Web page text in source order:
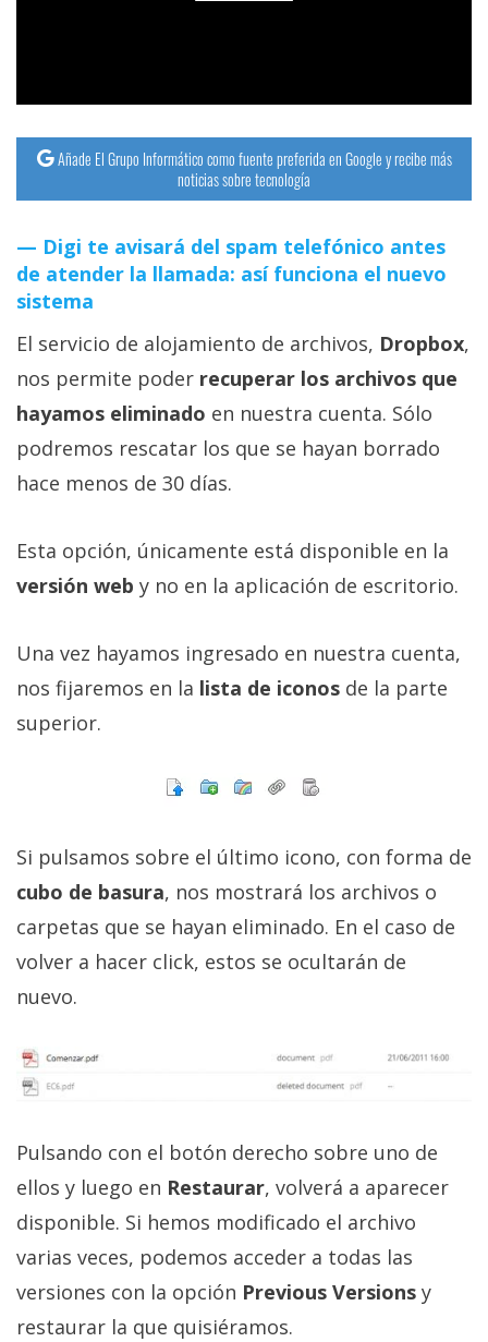
Trucos
Tutoriales
Ciberseguridad
Sistemas
operativos
Profesional
+
Sorteos
Foros
Contacto
Publicidad
/
opciones
de
privacidad
Aviso
Legal
comunicación
digital donde
encontrarás
todas las
noticias sobre
tecnología,
móviles,
ordenadores,
apps,
Añade El Grupo Informático como fuente preferida en Google y recibe más
noticias sobre tecnología
Digi te avisará del spam telefónico antes
de atender la llamada: así funciona el nuevo
sistema
El servicio de alojamiento de archivos, Dropbox,
nos permite poder recuperar los archivos que
hayamos eliminado en nuestra cuenta. Sólo
podremos rescatar los que se hayan borrado
hace menos de 30 días.
Esta opción, únicamente está disponible en la
versión web y no en la aplicación de escritorio.
Una vez hayamos ingresado en nuestra cuenta,
nos fijaremos en la lista de iconos de la parte
superior.
Si pulsamos sobre el último icono, con forma de
cubo de basura, nos mostrará los archivos o
carpetas que se hayan eliminado. En el caso de
volver a hacer click, estos se ocultarán de
nuevo.
Pulsando con el botón derecho sobre uno de
ellos y luego en Restaurar, volverá a aparecer
disponible. Si hemos modificado el archivo
varias veces, podemos acceder a todas las
versiones con la opción Previous Versions y
restaurar la que quisiéramos.